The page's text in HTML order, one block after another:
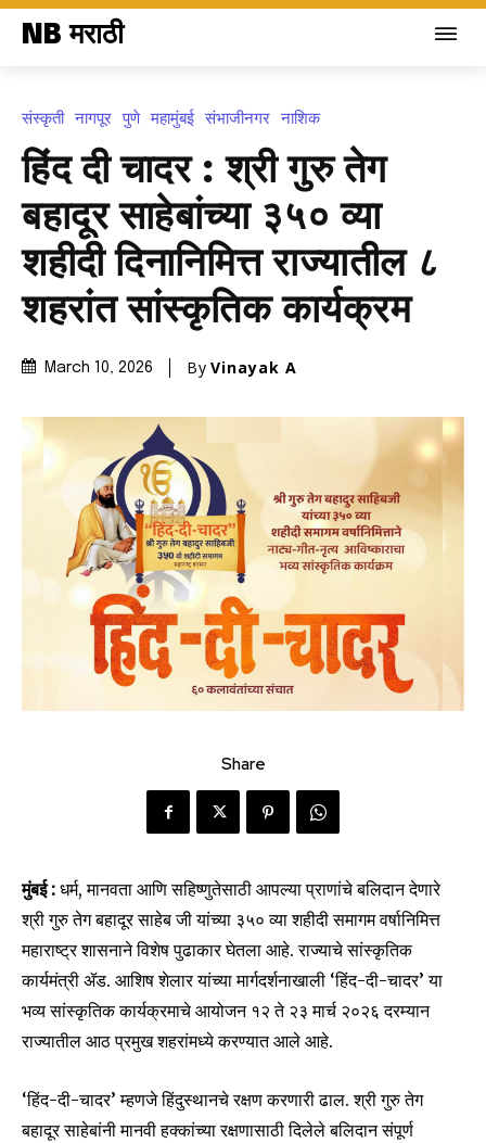
NB मराठी
संस्कृती नागपूर पुणे महामुंबई संभाजीनगर नाशिक
हिंद दी चादर : श्री गुरु तेग
बहादूर साहेबांच्या ३५० व्या
शहीदी दिनानिमित्त राज्यातील ८
शहरांत सांस्कृतिक कार्यक्रम
March 10, 2026 By Vinayak A
Share
मुंबई : धर्म, मानवता आणि सहिष्णुतेसाठी आपल्या प्राणांचे बलिदान देणारे
श्री गुरु तेग बहादूर साहेब जी यांच्या ३५० व्या शहीदी समागम वर्षानिमित्त
महाराष्ट्र शासनाने विशेष पुढाकार घेतला आहे. राज्याचे सांस्कृतिक
कार्यमंत्री ॲड. आशिष शेलार यांच्या मार्गदर्शनाखाली ‘हिंद-दी-चादर’ या
भव्य सांस्कृतिक कार्यक्रमाचे आयोजन १२ ते २३ मार्च २०२६ दरम्यान
राज्यातील आठ प्रमुख शहरांमध्ये करण्यात आले आहे.
‘हिंद-दी-चादर’ म्हणजे हिंदुस्थानचे रक्षण करणारी ढाल. श्री गुरु तेग
बहादूर साहेबांनी मानवी हक्कांच्या रक्षणासाठी दिलेले बलिदान संपूर्ण